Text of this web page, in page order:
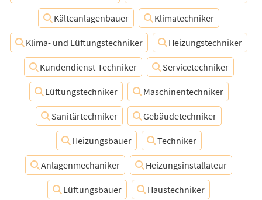
Kälteanlagenbauer Klimatechniker
Klima- und Lüftungstechniker Heizungstechniker
Kundendienst-Techniker Servicetechniker
Lüftungstechniker Maschinentechniker
Sanitärtechniker Gebäudetechniker
Heizungsbauer Techniker
Anlagenmechaniker Heizungsinstallateur
Lüftungsbauer Haustechniker